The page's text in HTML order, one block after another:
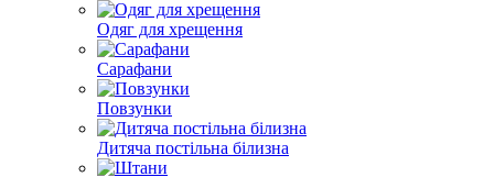
Одяг для хрещення
Сарафани
Повзунки
Дитяча постільна білизна